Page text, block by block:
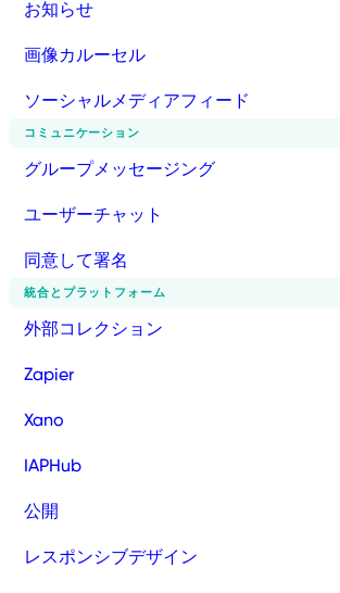
お知らせ
画像カルーセル
ソーシャルメディアフィード
コミュニケーション
グループメッセージング
ユーザーチャット
同意して署名
統合とプラットフォーム
外部コレクション
Zapier
Xano
IAPHub
公開
レスポンシブデザイン